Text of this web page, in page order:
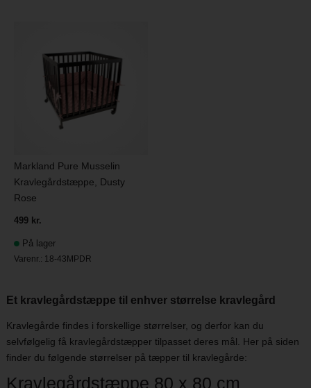
Markland Pure Musselin
Kravlegårdstæppe, Dusty
Rose
499 kr.
På lager
Varenr.: 18-43MPDR
Et kravlegårdstæppe til enhver størrelse kravlegård
Kravlegårde findes i forskellige størrelser, og derfor kan du
selvfølgelig få kravlegårdstæpper tilpasset deres mål. Her på siden
finder du følgende størrelser på tæpper til kravlegårde:
Kravlegårdstæppe 80 x 80 cm